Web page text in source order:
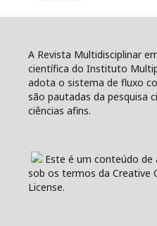
A Revista Multidisciplinar
científica do Instituto
adota o sistema de fluxo
são pautadas da pesquisa
ciências afins.
Este é um conteúdo
sob os termos da Creative
License.